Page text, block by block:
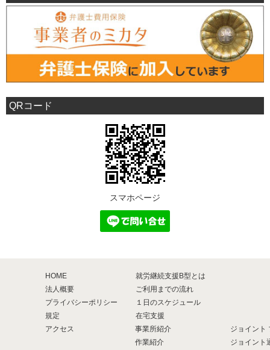
QRコード
スマホページ
HOME
法人概要
プライバシーポリシー
規定
アクセス
就労継続支援B型とは
ご利用までの流れ
１日のスケジュール
在宅支援
事業所紹介
作業紹介
ジョイント
ジョイント